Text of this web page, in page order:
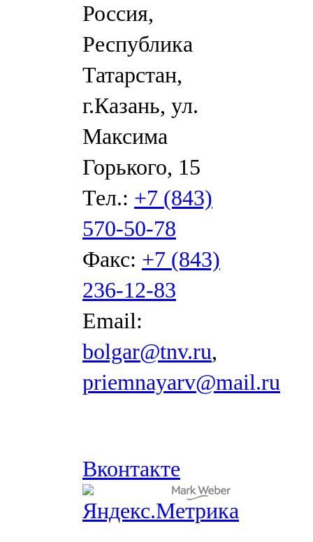
Россия,
Республика
Татарстан,
г.Казань, ул.
Максима
Горького, 15
Тел.: +7 (843)
570-50-78
Факс: +7 (843)
236-12-83
Email:
bolgar@tnv.ru,
priemnayarv@mail.ru
Вконтакте